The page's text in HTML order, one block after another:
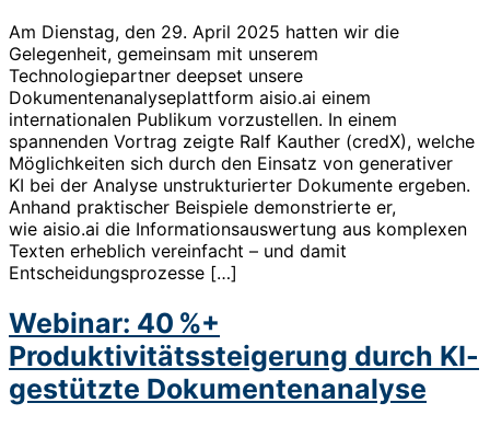
Am Dienstag, den 29. April 2025 hatten wir die
Gelegenheit, gemeinsam mit unserem
Technologiepartner deepset unsere
Dokumentenanalyseplattform aisio.ai einem
internationalen Publikum vorzustellen. In einem
spannenden Vortrag zeigte Ralf Kauther (credX), welche
Möglichkeiten sich durch den Einsatz von generativer
KI bei der Analyse unstrukturierter Dokumente ergeben.
Anhand praktischer Beispiele demonstrierte er,
wie aisio.ai die Informationsauswertung aus komplexen
Texten erheblich vereinfacht – und damit
Entscheidungsprozesse […]
Webinar: 40 %+
Produktivitätssteigerung durch KI-
gestützte Dokumentenanalyse